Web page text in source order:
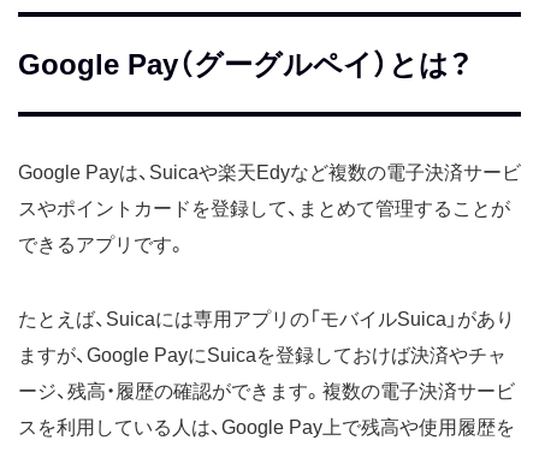
Google Pay（グーグルペイ）とは？
Google Payは、Suicaや楽天Edyなど複数の電子決済サービ
スやポイントカードを登録して、まとめて管理することが
できるアプリです。
たとえば、Suicaには専用アプリの「モバイルSuica」があり
ますが、Google PayにSuicaを登録しておけば決済やチャ
ージ、残高・履歴の確認ができます。複数の電子決済サービ
スを利用している人は、Google Pay上で残高や使用履歴を